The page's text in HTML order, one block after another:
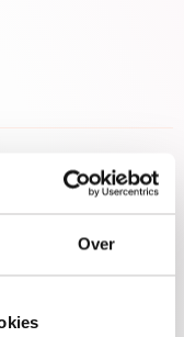
Over
Ben je nieuwe
accounthouder?
welkomstgift te
nodig of een